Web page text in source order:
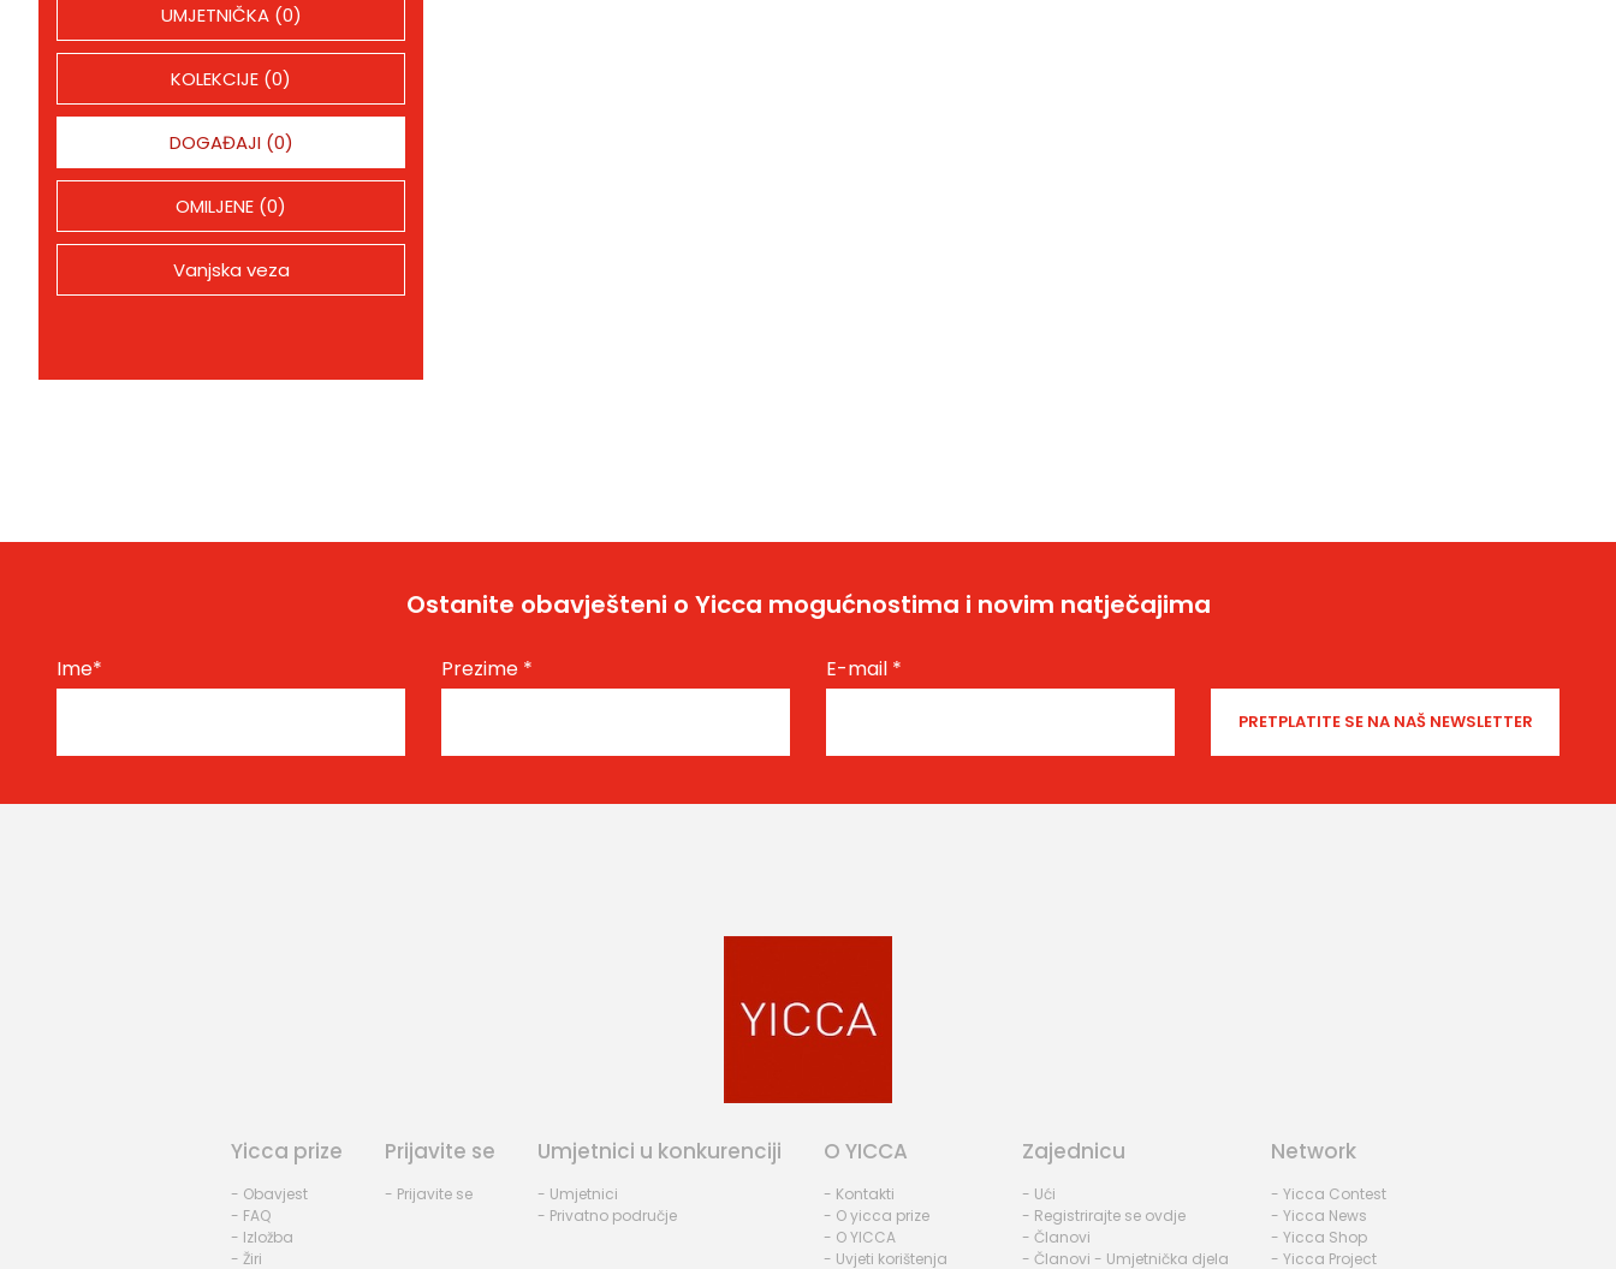
UMJETNIČKA (0)
KOLEKCIJE (0)
DOGAĐAJI (0)
OMILJENE (0)
Vanjska veza
Ostanite obavješteni o Yicca mogućnostima i novim natječajima
Ime* Prezime * E-mail *
Yicca prize
- Obavjest
- FAQ
- Izložba
- Žiri
Prijavite se
- Prijavite se
Umjetnici u konkurenciji
- Umjetnici
- Privatno područje
O YICCA
- Kontakti
- O yicca prize
- O YICCA
- Uvjeti korištenja
Zajednicu
- Ući
- Registrirajte se ovdje
- Članovi
- Članovi - Umjetnička djela
Network
- Yicca Contest
- Yicca News
- Yicca Shop
- Yicca Project